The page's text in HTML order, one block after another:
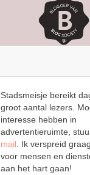
Stadsmeisje bereikt
groot aantal lezers.
interesse hebben in
advertentieruimte,
mail. Ik verspreid
voor mensen en
aan het hart gaan!